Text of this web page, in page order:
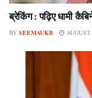
ब्रेकिंग : पढ़िए धामी
BY SEEMAUKB